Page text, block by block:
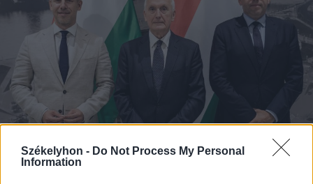
Székelyhon - Do Not Process My Personal
Information